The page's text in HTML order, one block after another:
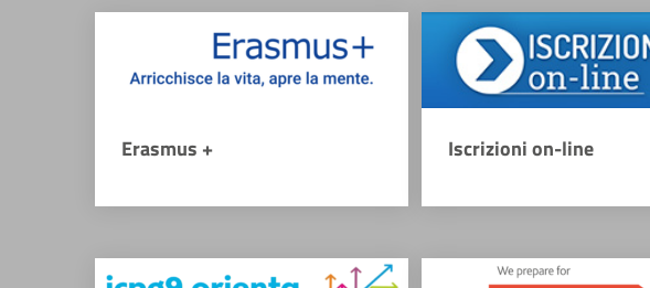
Erasmus + Iscrizioni on-line